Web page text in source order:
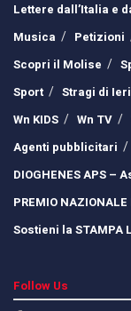
Lettere dall’Italia e
Musica
Petizioni
Scopri il Molise
Sport
Stragi di
Wn KIDS
Wn TV
Agenti pubblicitari
DIOGHENES APS –
PREMIO NAZIONALE
Sostieni la STAMPA
Follow Us